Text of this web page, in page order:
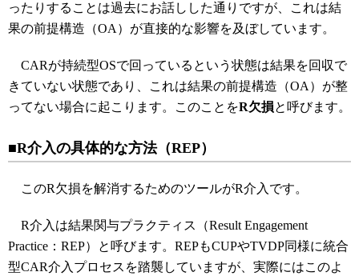
ったりすることは過去にお話しした通りですが、これは結
果の前提構造（OA）が直接的な影響を及ぼしています。
CARが持続型OSで回っているという状態は結果を回収で
きていない状態であり、これは結果の前提構造（OA）が整
ってない場合に起こります。このことをR欠損と呼びます。
■R介入の具体的な方法（REP）
このR欠損を解消するためのツールがR介入です。
R介入は結果関与プラクティス（Result Engagement
Practice：REP）と呼びます。REPもCUPやTVDP同様に統合
型CAR介入プロセスを踏襲していますが、実際にはこのよ